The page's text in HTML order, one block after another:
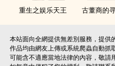
重生之娱乐天王 古董商的
本站面向全網提供無差別服務，提供
作品均由網友上傳或系統爬蟲自動抓
可能含不適應當地法律的內容，敬請